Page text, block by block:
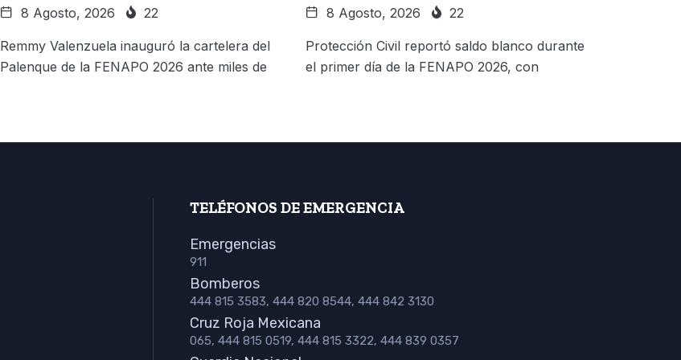
8 Agosto, 2026 22
Remmy Valenzuela inauguró la cartelera del
Palenque de la FENAPO 2026 ante miles de
8 Agosto, 2026 22
Protección Civil reportó saldo blanco durante
el primer día de la FENAPO 2026, con
TELÉFONOS DE EMERGENCIA
Emergencias
911
Bomberos
444 815 3583, 444 820 8544, 444 842 3130
Cruz Roja Mexicana
065, 444 815 0519, 444 815 3322, 444 839 0357